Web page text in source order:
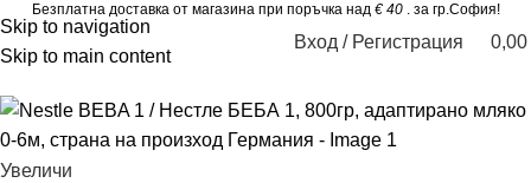
Skip to navigation
Skip to main content
Безплатна доставка от магазина при поръчка над € 40 . за гр.София!
Вход / Регистрация 0,00
Увеличи